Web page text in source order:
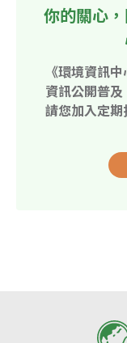
你的關心
《環境資訊
資訊公開普
請您加入定